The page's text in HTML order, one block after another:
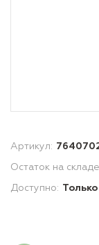
Артикул:
Остаток на
Доступно: